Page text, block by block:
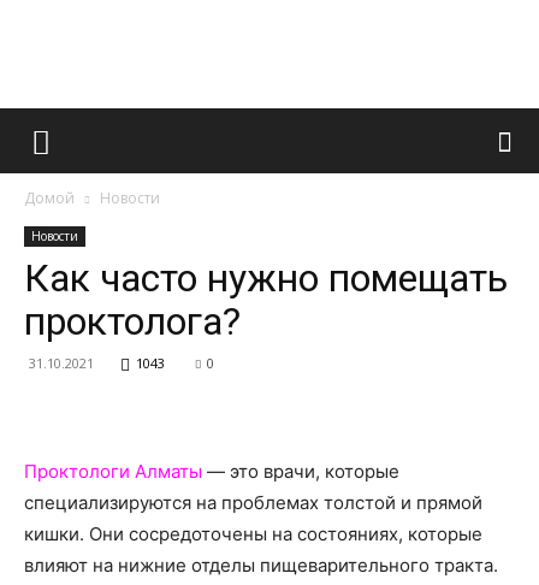
Французский
о
Домой Новости
Новости
Как часто нужно помещать
проктолога?
31.10.2021 1043 0
Проктологи Алматы — это врачи, которые
специализируются на проблемах толстой и прямой
кишки. Они сосредоточены на состояниях, которые
влияют на нижние отделы пищеварительного тракта.